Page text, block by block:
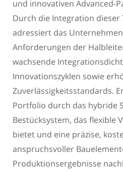
und innovativen Advanced-
Durch die Integration dieser
adressiert das
Anforderungen der
wachsende
Innovationszyklen sowie
Zuverlässigkeitsstandards.
Portfolio durch das hybride
Bestücksystem, das flexible
bietet und eine präzise,
anspruchsvoller
Produktionsergebnisse